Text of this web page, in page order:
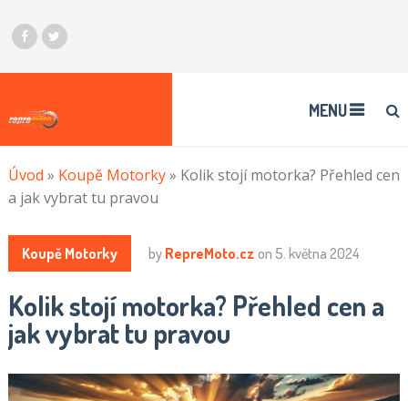
MENU
Úvod » Koupě Motorky» Kolik stojí motorka? Přehled cen
a jak vybrat tu pravou
Koupě Motorky by RepreMoto.cz on 5. května 2024
Kolik stojí motorka? Přehled cen a
jak vybrat tu pravou